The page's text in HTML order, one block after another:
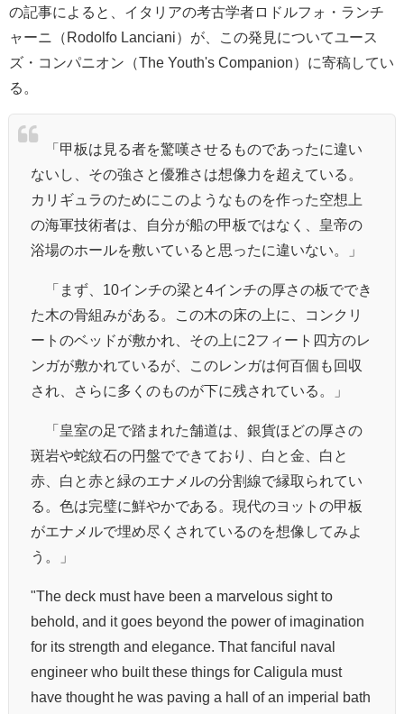
の記事によると、イタリアの考古学者ロドルフォ・ランチ
ャーニ（Rodolfo Lanciani）が、この発見についてユース
ズ・コンパニオン（The Youth's Companion）に寄稿してい
る。
「甲板は見る者を驚嘆させるものであったに違い
ないし、その強さと優雅さは想像力を超えている。
カリギュラのためにこのようなものを作った空想上
の海軍技術者は、自分が船の甲板ではなく、皇帝の
浴場のホールを敷いていると思ったに違いない。」
「まず、10インチの梁と4インチの厚さの板ででき
た木の骨組みがある。この木の床の上に、コンクリ
ートのベッドが敷かれ、その上に2フィート四方のレ
ンガが敷かれているが、このレンガは何百個も回収
され、さらに多くのものが下に残されている。」
「皇室の足で踏まれた舗道は、銀貨ほどの厚さの
斑岩や蛇紋石の円盤でできており、白と金、白と
赤、白と赤と緑のエナメルの分割線で縁取られてい
る。色は完璧に鮮やかである。現代のヨットの甲板
がエナメルで埋め尽くされているのを想像してみよ
う。」
"The deck must have been a marvelous sight to
behold, and it goes beyond the power of imagination
for its strength and elegance. That fanciful naval
engineer who built these things for Caligula must
have thought he was paving a hall of an imperial bath